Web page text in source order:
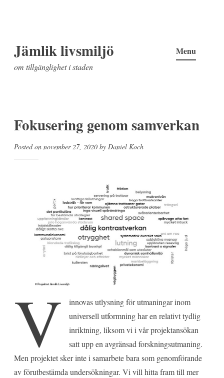
to
content
Jämlik livsmiljö
om tillgänglighet i staden
Menu
Fokusering genom samverkan
Posted on november 27, 2020 by Daniel Koch
V
innovas utlysning för utmaningar inom
universell utformning har en relativt tydlig
inriktning, liksom vi i vår projektansökan
satt upp en avgränsad forskningsutmaning.
Men projektet sker inte i samarbete bara som genomförande
av förutbestämda undersökningar. Vi vill hitta fram till mer